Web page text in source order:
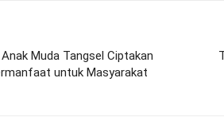
Muda Tangsel Ciptakan
untuk Masyarakat